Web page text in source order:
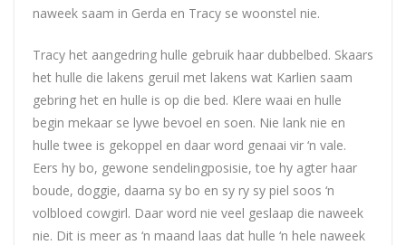
naweek saam in Gerda en Tracy se woonstel nie.
Tracy het aangedring hulle gebruik haar dubbelbed. Skaars
het hulle die lakens geruil met lakens wat Karlien saam
gebring het en hulle is op die bed. Klere waai en hulle
begin mekaar se lywe bevoel en soen. Nie lank nie en
hulle twee is gekoppel en daar word genaai vir ‘n vale.
Eers hy bo, gewone sendelingposisie, toe hy agter haar
boude, doggie, daarna sy bo en sy ry sy piel soos ‘n
volbloed cowgirl. Daar word nie veel geslaap die naweek
nie. Dit is meer as ‘n maand laas dat hulle ‘n hele naweek